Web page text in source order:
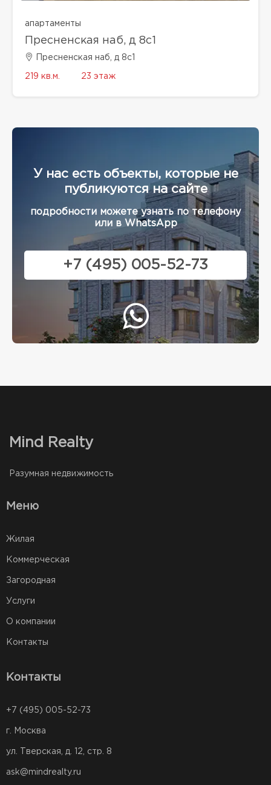
апартаменты
Пресненская наб, д 8с1
Пресненская наб, д 8с1
219 кв.м. 23 этаж
У нас есть объекты, которые не
публикуются на сайте
подробности можете узнать по телефону
или в WhatsApp
+7 (495) 005-52-73
Mind Realty
Разумная недвижимость
Меню
Жилая
Коммерческая
Загородная
Услуги
О компании
Контакты
Контакты
+7 (495) 005-52-73
г. Москва
ул. Тверская, д. 12, стр. 8
ask@mindrealty.ru